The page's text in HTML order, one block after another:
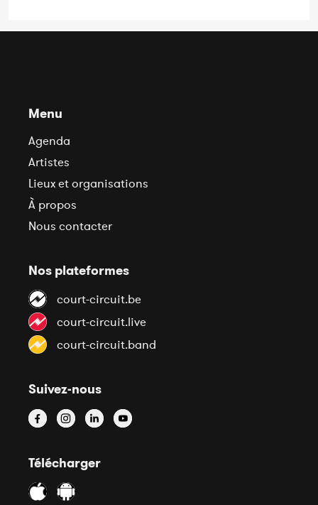
Menu
Agenda
Artistes
Lieux et organisations
À propos
Nous contacter
Nos plateformes
court-circuit.be
court-circuit.live
court-circuit.band
Suivez-nous
Télécharger